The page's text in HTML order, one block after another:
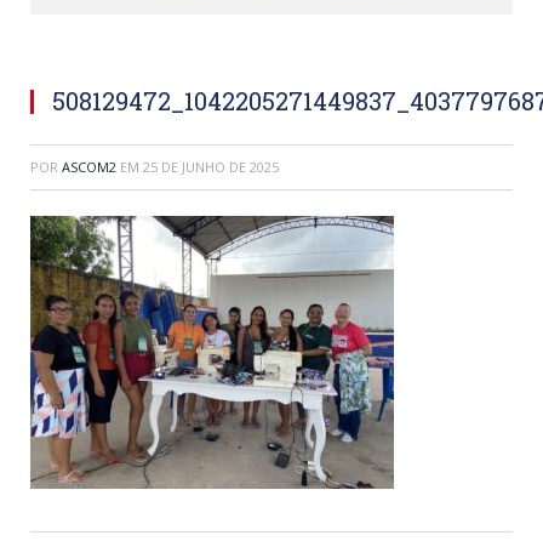
POR ASCOM2 EM 25 DE JUNHO DE 2025